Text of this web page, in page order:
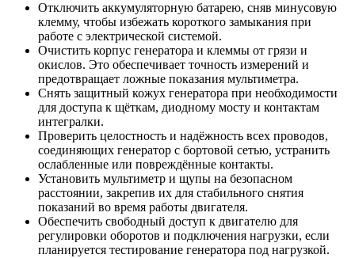
Отключить аккумуляторную батарею, сняв минусовую
клемму, чтобы избежать короткого замыкания при
работе с электрической системой.
Очистить корпус генератора и клеммы от грязи и
окислов. Это обеспечивает точность измерений и
предотвращает ложные показания мультиметра.
Снять защитный кожух генератора при необходимости
для доступа к щёткам, диодному мосту и контактам
интегралки.
Проверить целостность и надёжность всех проводов,
соединяющих генератор с бортовой сетью, устранить
ослабленные или повреждённые контакты.
Установить мультиметр и щупы на безопасном
расстоянии, закрепив их для стабильного снятия
показаний во время работы двигателя.
Обеспечить свободный доступ к двигателю для
регулировки оборотов и подключения нагрузки, если
планируется тестирование генератора под нагрузкой.